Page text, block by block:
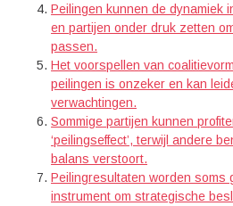
Peilingen kunnen de dynamiek
en partijen onder druk zetten
passen.
Het voorspellen van
peilingen is onzeker en kan
verwachtingen.
Sommige partijen kunnen
‘peilingseffect’, terwijl andere
balans verstoort.
Peilingresultaten worden soms
instrument om strategische